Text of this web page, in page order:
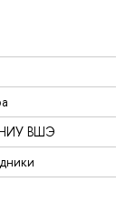
НИУ ВШЭ